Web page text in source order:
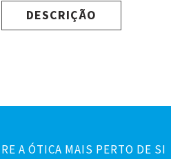
DESCRIÇÃO
A ÓTICA MAIS PERTO DE SI